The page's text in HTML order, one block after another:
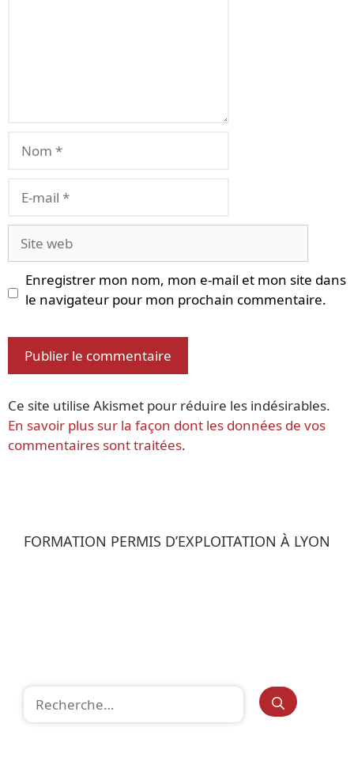
mail
web
Enregistrer mon nom, mon e-mail et mon site dans
le navigateur pour mon prochain commentaire.
Ce site utilise Akismet pour réduire les indésirables.
En savoir plus sur la façon dont les données de vos
commentaires sont traitées.
FORMATION PERMIS D’EXPLOITATION À LYON